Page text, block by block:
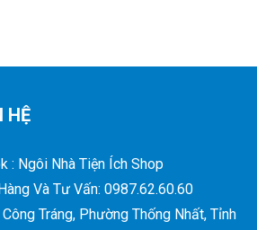
HỆ
: Ngôi Nhà Tiện Ích Shop
Và Tư Vấn: 0987.62.60.60
Tráng, Phường Thống Nhất, Tỉnh